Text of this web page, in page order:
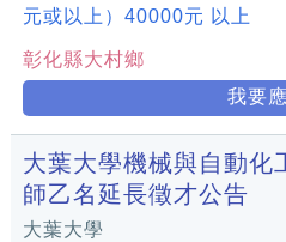
元或以上）40000元 以上
彰化縣大村鄉
我要
大葉大學機械與自動化
師乙名延長徵才公告
大葉大學